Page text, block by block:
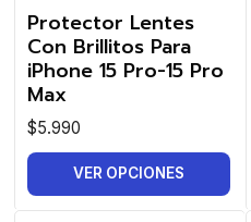
Protector Lentes
Con Brillitos Para
iPhone 15 Pro-15 Pro
Max
$5.990
VER OPCIONES